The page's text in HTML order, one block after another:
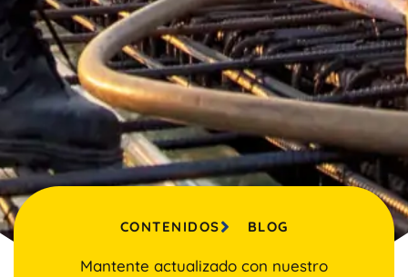
CONTENIDOS BLOG
Mantente actualizado con nuestro